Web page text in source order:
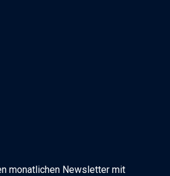
monatlichen Newsletter mit